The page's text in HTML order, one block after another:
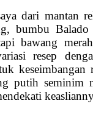
dari mantan
bumbu Balado
bawang
resep
keseimbangan
putih seminim